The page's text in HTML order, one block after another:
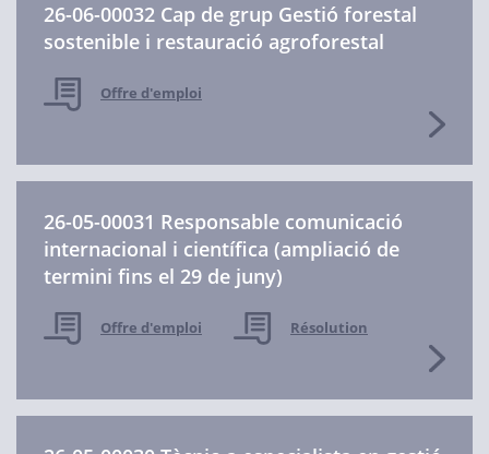
26-06-00032 Cap de grup Gestió forestal
sostenible i restauració agroforestal
Offre d'emploi
26-05-00031 Responsable comunicació
internacional i científica (ampliació de
termini fins el 29 de juny)
Offre d'emploi Résolution